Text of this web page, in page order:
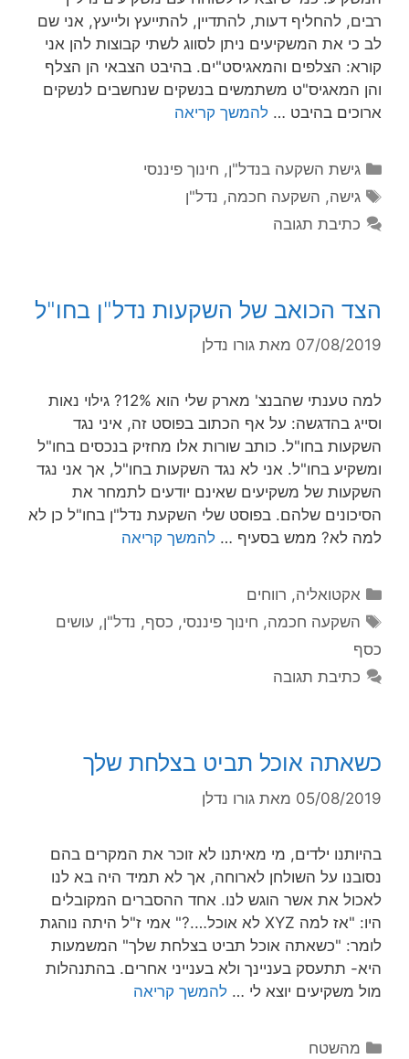
רבים, להחליף דעות, להתדיין, להתייעץ ולייעץ, אני שם
לב כי את המשקיעים ניתן לסווג לשתי קבוצות להן אני
קורא: הצלפים והמאגיסט"ים. בהיבט הצבאי הן הצלף
והן המאגיס"ט משתמשים בנשקים שנחשבים לנשקים
ארוכים בהיבט … להמשך קריאה
גישת השקעה בנדל"ן, חינוך פיננסי
גישה, השקעה חכמה, נדל"ן
כתיבת תגובה
הצד הכואב של השקעות נדל"ן בחו"ל
07/08/2019 מאת גורו נדלן
למה טענתי שהבנצ' מארק שלי הוא 12%? גילוי נאות
וסייג בהדגשה: על אף הכתוב בפוסט זה, איני נגד
השקעות בחו"ל. כותב שורות אלו מחזיק בנכסים בחו"ל
ומשקיע בחו"ל. אני לא נגד השקעות בחו"ל, אך אני נגד
השקעות של משקיעים שאינם יודעים לתמחר את
הסיכונים שלהם. בפוסט שלי השקעת נדל"ן בחו"ל כן לא
למה לא? ממש בסעיף … להמשך קריאה
אקטואליה, רווחים
השקעה חכמה, חינוך פיננסי, כסף, נדל"ן, עושים
כסף
כתיבת תגובה
כשאתה אוכל תביט בצלחת שלך
05/08/2019 מאת גורו נדלן
בהיותנו ילדים, מי מאיתנו לא זוכר את המקרים בהם
נסובנו על השולחן לארוחה, אך לא תמיד היה בא לנו
לאכול את אשר הוגש לנו. אחד ההסברים המקובלים
היו: "אז למה XYZ לא אוכל….?" אמי ז"ל היתה נוהגת
לומר: "כשאתה אוכל תביט בצלחת שלך" המשמעות
היא- תתעסק בעניינך ולא בענייני אחרים. בהתנהלות
מול משקיעים יוצא לי … להמשך קריאה
מהשטח